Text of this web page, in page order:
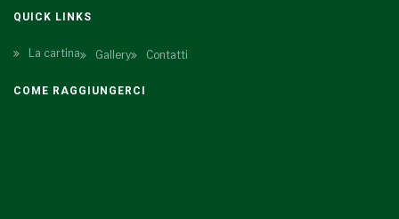
QUICK LINKS
La cartina Gallery Contatti
COME RAGGIUNGERCI